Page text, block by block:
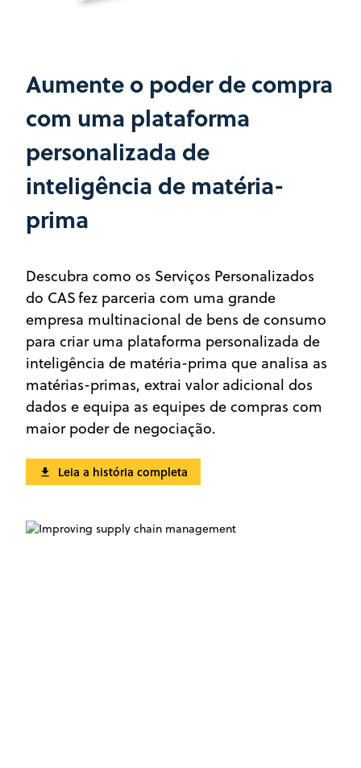
Aumente o poder de compra
com uma plataforma
personalizada de
inteligência de matéria-
prima
Descubra como os Serviços Personalizados
do CASfez parceria com uma grande
empresa multinacional de bens de consumo
para criar uma plataforma personalizada de
inteligência de matéria-prima que analisa as
matérias-primas, extrai valor adicional dos
dados e equipa as equipes de compras com
maior poder de negociação.
Leia a história completa